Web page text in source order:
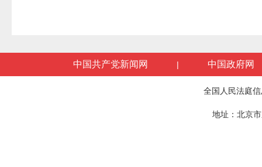
中国共产党新闻网 | 中国政府网
全国人民法庭
地址：北京